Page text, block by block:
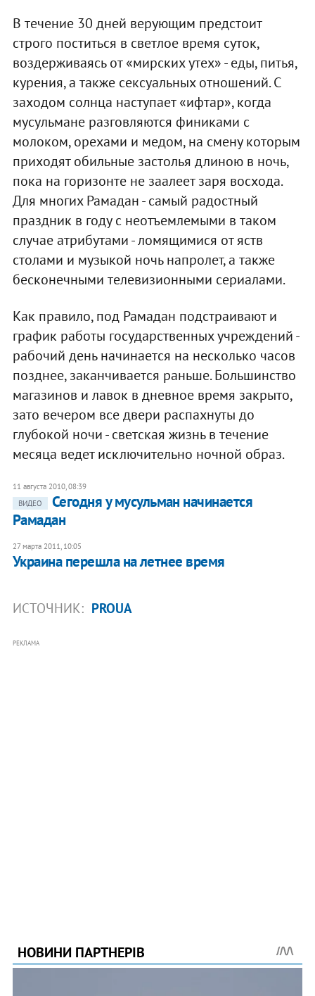
В течение 30 дней верующим предстоит
строго поститься в светлое время суток,
воздерживаясь от «мирских утех» - еды, питья,
курения, а также сексуальных отношений. С
заходом солнца наступает «ифтар», когда
мусульмане разговляются финиками с
молоком, орехами и медом, на смену которым
приходят обильные застолья длиною в ночь,
пока на горизонте не заалеет заря восхода.
Для многих Рамадан - самый радостный
праздник в году с неотъемлемыми в таком
случае атрибутами - ломящимися от яств
столами и музыкой ночь напролет, а также
бесконечными телевизионными сериалами.
Как правило, под Рамадан подстраивают и
график работы государственных учреждений -
рабочий день начинается на несколько часов
позднее, заканчивается раньше. Большинство
магазинов и лавок в дневное время закрыто,
зато вечером все двери распахнуты до
глубокой ночи - светская жизнь в течение
месяца ведет исключительно ночной образ.
11 августа 2010, 08:39
ВИДЕО
Сегодня у мусульман начинается
Рамадан
27 марта 2011, 10:05
Украина перешла на летнее время
ИСТОЧНИК: PROUA
РЕКЛАМА